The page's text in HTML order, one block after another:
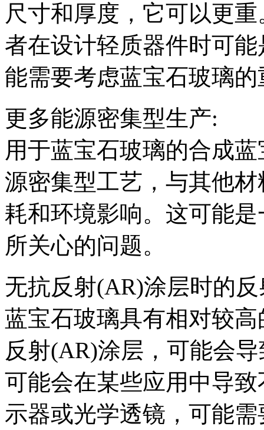
尺寸和厚度，它可以更
者在设计轻质器件时可
能需要考虑蓝宝石玻璃的
更多能源密集型生产:
用于蓝宝石玻璃的合成
源密集型工艺，与其他
耗和环境影响。这可能
所关心的问题。
无抗反射(AR)涂层时的
蓝宝石玻璃具有相对较
反射(AR)涂层，可能会
可能会在某些应用中导
示器或光学透镜，可能